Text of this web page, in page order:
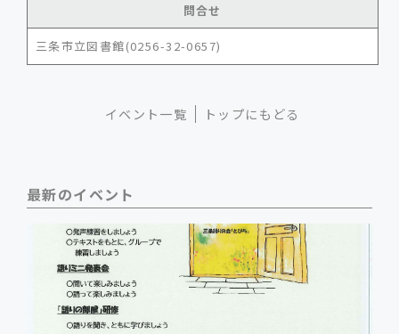
問合せ
三条市立図書館(0256-32-0657)
イベント一覧 トップにもどる
最新のイベント